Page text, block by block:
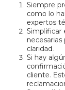
Siempre
como lo
expertos
Simplificar
claridad.
Si hay
cliente.